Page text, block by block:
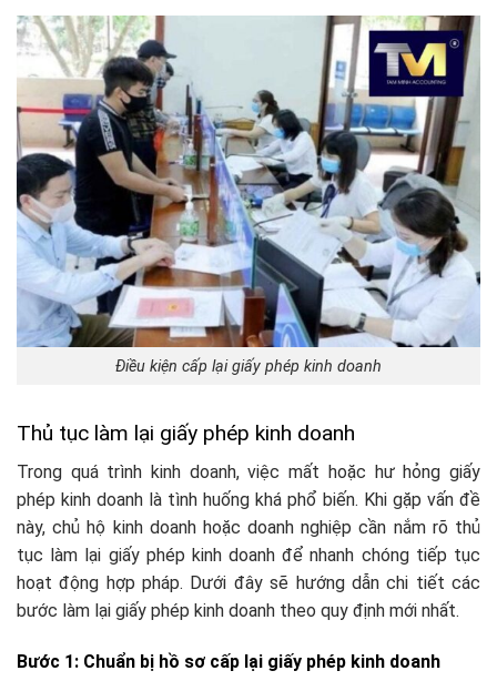
Điều kiện cấp lại giấy phép kinh doanh
Thủ tục làm lại giấy phép kinh doanh
Trong quá trình kinh doanh, việc mất hoặc hư hỏng giấy
phép kinh doanh là tình huống khá phổ biến. Khi gặp vấn đề
này, chủ hộ kinh doanh hoặc doanh nghiệp cần nắm rõ thủ
tục làm lại giấy phép kinh doanh để nhanh chóng tiếp tục
hoạt động hợp pháp. Dưới đây sẽ hướng dẫn chi tiết các
bước làm lại giấy phép kinh doanh theo quy định mới nhất.
Bước 1: Chuẩn bị hồ sơ cấp lại giấy phép kinh doanh